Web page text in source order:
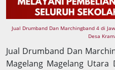
Jual Drumband Dan Marchingband 4 di
Desa
Jual Drumband Dan
Magelang Magelang Utara